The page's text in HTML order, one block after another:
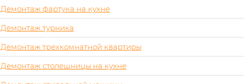
Демонтаж фартука на кухне
Демонтаж турника
Демонтаж трехкомнатной квартиры
Демонтаж столешницы на кухне